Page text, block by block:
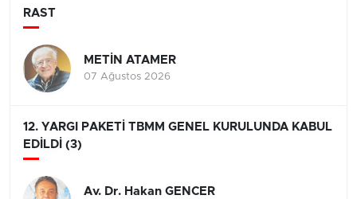
RAST
METİN ATAMER
07 Ağustos 2026
12. YARGI PAKETİ TBMM GENEL KURULUNDA KABUL
EDİLDİ (3)
Av. Dr. Hakan GENCER